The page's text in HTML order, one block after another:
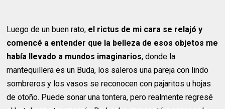
Luego de un buen rato, el rictus de mi cara se relajó y
comencé a entender que la belleza de esos objetos me
había llevado a mundos imaginarios, donde la
mantequillera es un Buda, los saleros una pareja con lindo
sombreros y los vasos se reconocen con pajaritos u hojas
de otoño. Puede sonar una tontera, pero realmente regresé